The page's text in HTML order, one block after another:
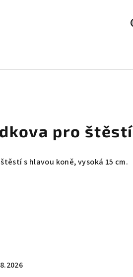
pro štěstí
s hlavou koně, vysoká 15 cm.